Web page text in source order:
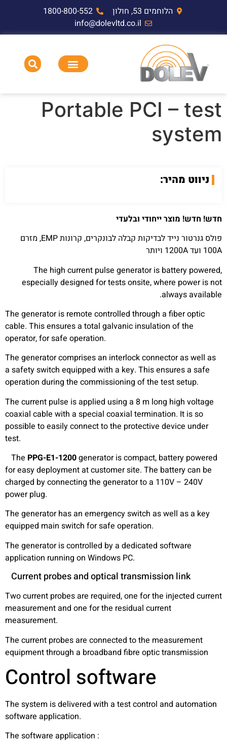
הלוחמים 53, חולון
1800-800-552
info@dolevltd.co.il
Portable PCI – test
system
ניווט מהיר:
חדש! חדש! מוצר ייחודי ובלעדי
פולס גנרטור נייד לבדיקות קבלה לבונקרים, קרונות EMP, מזרם
100A ועד 1200A ויותר
The high current pulse generator is battery powered,
especially designed for tests onsite, where power is not
always available.
The generator is remote controlled through a fiber optic
cable. This ensures a total galvanic insulation of the
operator, for safe operation.
The generator comprises an interlock connector as well as
a safety switch equipped with a key. This ensures a safe
operation during the commissioning of the test setup.
The current pulse is applied using a 8 m long high voltage
coaxial cable with a special coaxial termination. It is so
possible to easily connect to the protective device under
test.
The PPG-E1-1200generator is compact, battery powered
for easy deployment at customer site. The battery can be
charged by connecting the generator to a 110V – 240V
power plug.
The generator has an emergency switch as well as a key
equipped main switch for safe operation.
The generator is controlled by a dedicated software
application running on Windows PC.
Current probes and optical transmission link
Two current probes are required, one for the injected current
measurement and one for the residual current
measurement.
The current probes are connected to the measurement
equipment through a broadband fibre optic transmission
Control software
The system is delivered with a test control and automation
software application.
The software application :